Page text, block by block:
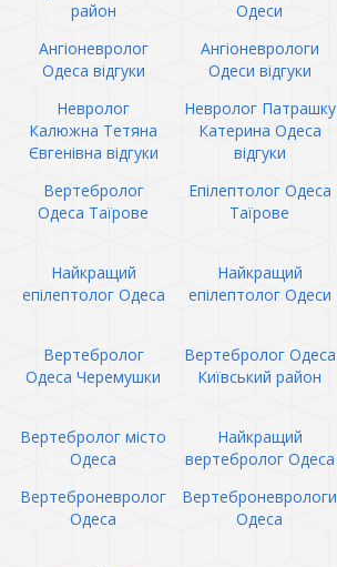
район
Одеси
Ангіоневролог
Одеса відгуки
Ангіоневрологи
Одеси відгуки
Невролог
Калюжна Тетяна
Євгенівна відгуки
Невролог Патрашку
Катерина Одеса
відгуки
Вертебролог
Одеса Таїрове
Епілептолог Одеса
Таїрове
Найкращий
епілептолог Одеса
Найкращий
епілептолог Одеси
Вертебролог
Одеса Черемушки
Вертебролог Одеса
Київський район
Вертебролог місто
Одеса
Найкращий
вертебролог Одеса
Вертеброневролог
Одеса
Вертеброневрологи
Одеса